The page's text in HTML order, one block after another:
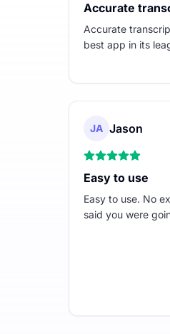
Accurate
Accurate
best app in its
JA Jason
Easy to use
Easy to use. No
said you were